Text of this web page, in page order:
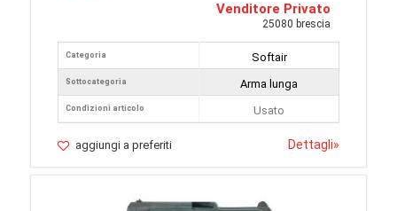
Venditore Privato
25080 brescia
Categoria
Sottocategoria
Condizioni articolo
Softair
Arma lunga
Usato
aggiungi a preferiti Dettagli»